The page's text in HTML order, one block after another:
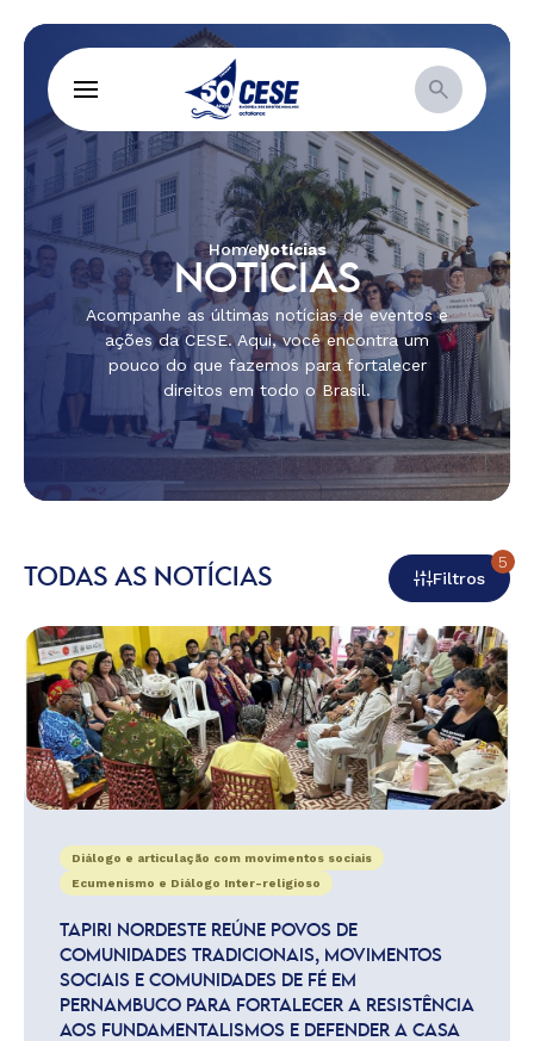
HomeNotícias
NOTÍCIAS
Acompanhe as últimas notícias de eventos e
ações da CESE. Aqui, você encontra um
pouco do que fazemos para fortalecer
direitos em todo o Brasil.
TODAS AS NOTÍCIAS Filtros
5
Diálogo e articulação com movimentos sociais
Ecumenismo e Diálogo Inter-religioso
TAPIRI NORDESTE REÚNE POVOS DE
COMUNIDADES TRADICIONAIS, MOVIMENTOS
SOCIAIS E COMUNIDADES DE FÉ EM
PERNAMBUCO PARA FORTALECER A RESISTÊNCIA
AOS FUNDAMENTALISMOS E DEFENDER A CASA